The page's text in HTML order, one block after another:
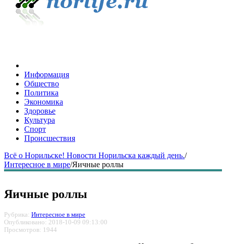
Информация
Общество
Политика
Экономика
Здоровье
Культура
Спорт
Происшествия
Всё о Норильске! Новости Норильска каждый день./
Интересное в мире/Яичные роллы
Яичные роллы
Рубрика: Интересное в мире
Опубликовано: 2018-10-09 09:13:00
Просмотров: 1944